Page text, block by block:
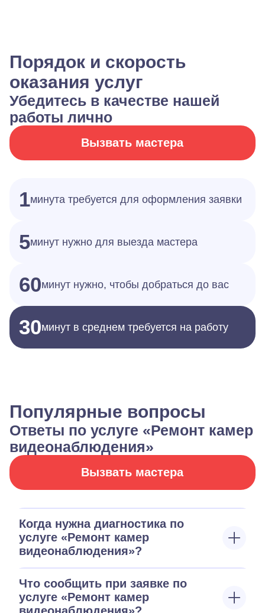
Порядок и скорость
оказания услуг
Убедитесь в качестве нашей
работы лично
Вызвать мастера
1минута требуется для оформления заявки
5минут нужно для выезда мастера
60минут нужно, чтобы добраться до вас
30минут в среднем требуется на работу
Популярные вопросы
Ответы по услуге «Ремонт камер
видеонаблюдения»
Вызвать мастера
Когда нужна диагностика по
услуге «Ремонт камер
видеонаблюдения»?
Что сообщить при заявке по
услуге «Ремонт камер